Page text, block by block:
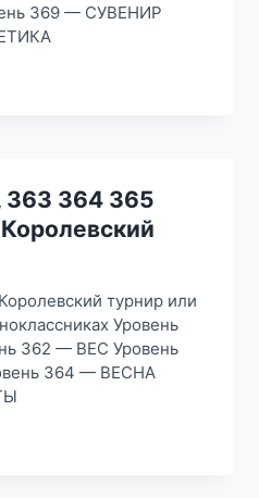
369 — СУВЕНИР
363 364 365
турнир или
Уровень
362 — ВЕС Уровень
364 — ВЕСНА